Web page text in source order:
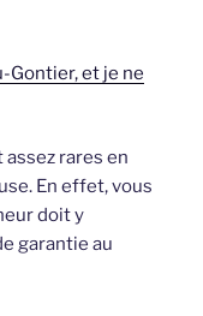
Gontier, et je ne
rares en
En effet, vous
doit y
garantie au